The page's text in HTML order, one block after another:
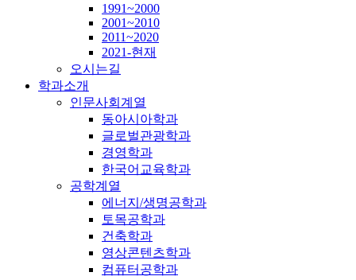
1991~2000
2001~2010
2011~2020
2021-현재
오시는길
학과소개
인문사회계열
동아시아학과
글로벌관광학과
경영학과
한국어교육학과
공학계열
에너지/생명공학과
토목공학과
건축학과
영상콘텐츠학과
컴퓨터공학과